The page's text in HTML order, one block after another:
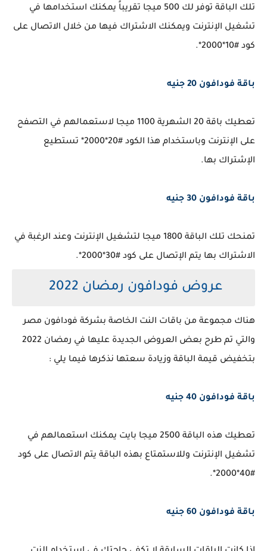
تلك الباقة توفر لك 500 ميجا تقريباً يمكنك استخدامها في
تشغيل الإنترنت ويمكنك الاشتراك فيها من خلال الاتصال على
كود #10*2000*.
باقة فودافون 20 جنيه
تعطيك باقة 20 الشهرية 1100 ميجا لاستعمالهم في التصفح
على الإنترنت وباستخدام هذا الكود #20*2000* تستطيع
الإشتراك بها.
باقة فودافون 30 جنيه
تمنحك تلك الباقة 1800 ميجا لتشغيل الإنترنت وعند الرغبة في
الاشتراك بها يتم الإتصال على كود #30*2000*.
عروض فودافون رمضان 2022
هناك مجموعة من باقات النت الخاصة بشركة فودافون مصر
والتي تم طرح بعض العروض الجديدة عليها في رمضان 2022
بتخفيض قيمة الباقة وزيادة سعتها نذكرها فيما يلي :
باقة فودافون 40 جنيه
تعطيك هذه الباقة 2500 ميجا بايت يمكنك استعمالهم في
تشغيل الإنترنت وللاستمتاع بهذه الباقة يتم الاتصال على كود
#40*2000*.
باقة فودافون 60 جنيه